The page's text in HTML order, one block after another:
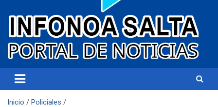
Infonoa Salta
Inicio
Policiales